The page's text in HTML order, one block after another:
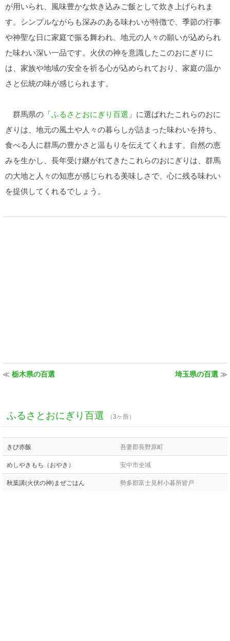
が用いられ、風味豊かな炊き込みご飯として炊き上げられま
す。シンプルながらも深みのある味わいが特徴で、季節の行事
や神聖な日に家庭で振る舞われ、地元の人々の願いが込められ
た味わい深い一品です。火伏の神を意識したこのおにぎりに
は、家族や地域の安全を祈る心が込められており、家庭の温か
さと伝統の味が感じられます。
群馬県の「ふるさとおにぎり百選 」に選ばれたこれらのおに
ぎりは、地元の風土や人々の暮らしが詰まった味わいを持ち、
食べる人に群馬の豊かさと温もりを伝えてくれます。自然の恵
みを生かし、長年受け継がれてきたこれらのおにぎりは、群馬
の大地と人々の知恵が感じられる美味しさで、心に残る味わい
を提供してくれるでしょう。
≪ 栃木県の百選 埼玉県の百選 ≫
ふるさとおにぎり百選 （3ヶ所）
きび赤飯 吾妻郡長野原町
めしやきもち（おやき） 安中市全域
秋葉講(火伏の神)まぜごはん 勢多郡富士見村小暮所皆戸